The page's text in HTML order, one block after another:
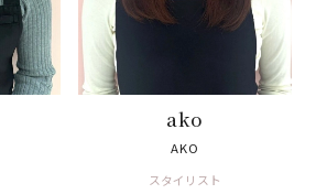
ako
AKO
スタイリスト